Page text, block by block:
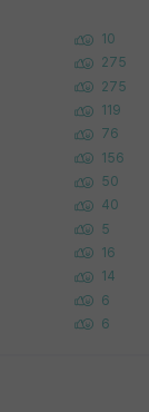
10
275
275
119
76
156
50
40
5
16
14
6
6